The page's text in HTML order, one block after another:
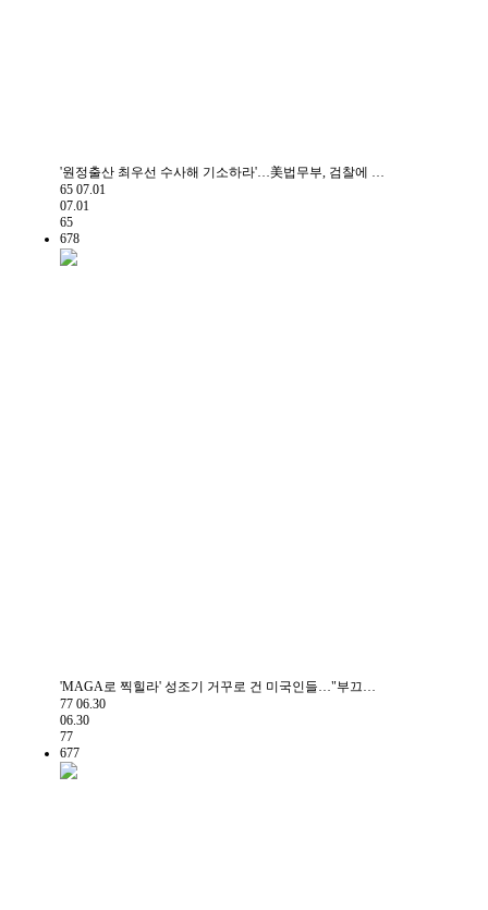
'원정출산 최우선 수사해 기소하라'…美법무부, 검찰에 …
65 07.01
07.01
65
678
'MAGA로 찍힐라' 성조기 거꾸로 건 미국인들…"부끄…
77 06.30
06.30
77
677